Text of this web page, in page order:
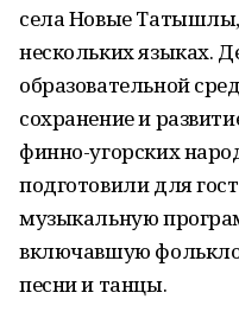
села Новые Татышлы,
нескольких языках.
образовательной
сохранение и
финно-угорских
подготовили для
музыкальную
включавшую
песни и танцы.